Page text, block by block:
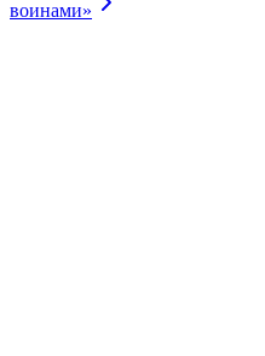
воинами»